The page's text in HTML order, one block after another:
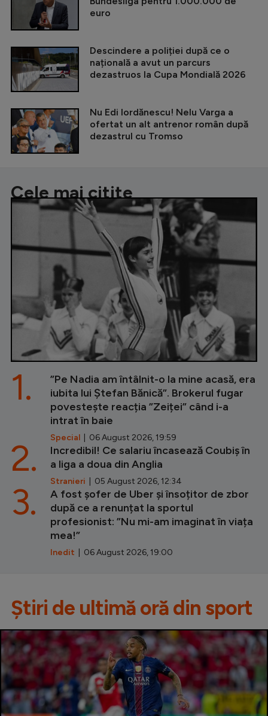
euro
Descindere a poliției după ce o
națională a avut un parcurs
dezastruos la Cupa Mondială 2026
Nu Edi Iordănescu! Nelu Varga a
ofertat un alt antrenor român după
dezastrul cu Tromso
Cele mai citite
”Pe Nadia am întâlnit-o la mine acasă, era
iubita lui Ștefan Bănică”. Brokerul fugar
povestește reacția ”Zeiței” când i-a
intrat în baie
Special | 06 August 2026, 19:59
1.
Incredibil! Ce salariu încasează Coubiș în
a liga a doua din Anglia
Stranieri | 05 August 2026, 12:34
2.
A fost șofer de Uber și însoțitor de zbor
după ce a renunțat la sportul
profesionist: ”Nu mi-am imaginat în viața
mea!”
Inedit | 06 August 2026, 19:00
3.
Știri de ultimă oră din sport